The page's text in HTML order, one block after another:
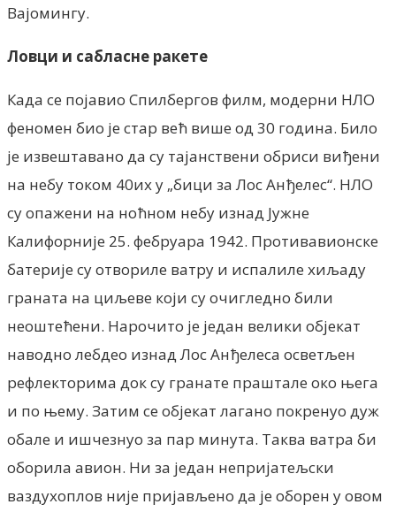
Вајомингу.
Ловци и сабласне ракете
Када се појавио Спилбергов филм, модерни НЛО
феномен био је стар већ више од 30 година. Било
је извештавано да су тајанствени обриси виђени
на небу током 40их у „бици за Лос Анђелес“. НЛО
су опажени на ноћном небу изнад Јужне
Калифорније 25. фебруара 1942. Противавионске
батерије су отвориле ватру и испалиле хиљаду
граната на циљеве који су очигледно били
неоштећени. Нарочито је један велики објекат
наводно лебдео изнад Лос Анђелеса осветљен
рефлекторима док су гранате праштале око њега
и по њему. Затим се објекат лагано покренуо дуж
обале и ишчезнуо за пар минута. Таква ватра би
оборила авион. Ни за један непријатељски
ваздухоплов није пријављено да је оборен у овом